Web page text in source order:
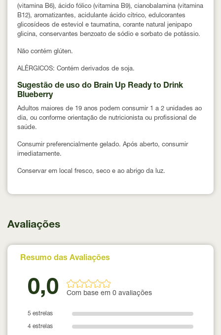
(vitamina B6), ácido fólico (vitamina B9), cianobalamina (vitamina
B12), aromatizantes, acidulante ácido cítrico, edulcorantes
glicosídeos de esteviol e taumatina, corante natural jenipapo
glicina, conservantes benzoato de sódio e sorbato de potássio.
Não contém glúten.
ALÉRGICOS: Contém derivados de soja.
Sugestão de uso do Brain Up Ready to Drink
Blueberry
Adultos maiores de 19 anos podem consumir 1 a 2 unidades ao
dia, ou conforme orientação de nutricionista ou profissional de
saúde.
Consumir preferencialmente gelado. Após aberto, consumir
imediatamente.
Conservar em local fresco, seco e ao abrigo da luz.
Avaliações
Resumo das Avaliações
0,0 Com base em 0 avaliações
5 estrelas
4 estrelas